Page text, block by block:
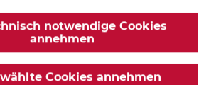
Thomas Krause
notwendige Cookies
annehmen
Cookies annehmen